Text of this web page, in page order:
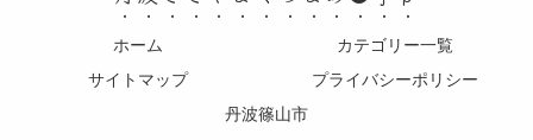
ホーム
カテゴリー一覧
サイトマップ
プライバシーポリシー
丹波篠山市